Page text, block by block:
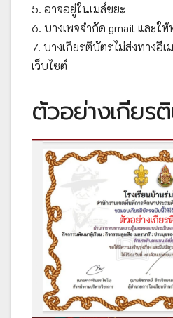
5. อาจอยู่ในเมล์ขยะ
6. บางเพจจำกัด gmail และให้
7. บางเกียรติบัตรไม่ส่งทางอี
เว็บไซต์
ตัวอย่างเกียร